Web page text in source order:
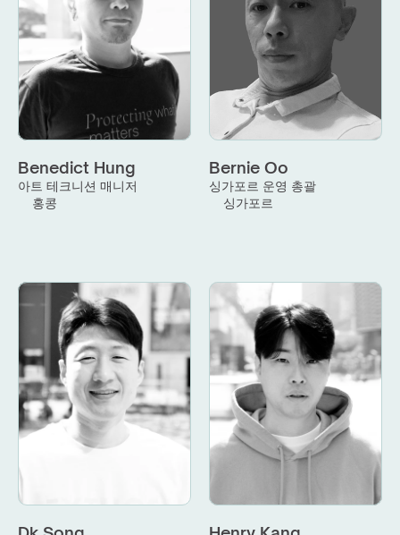
Benedict Hung
아트 테크니션 매니저
홍콩
Bernie Oo
싱가포르 운영 총괄
싱가포르